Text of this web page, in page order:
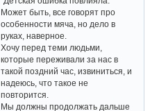
Может быть, все говорят про
особенности мяча, но дело в
руках, наверное.
Хочу перед теми людьми,
которые переживали за нас в
такой поздний час, извиниться, и
надеюсь, что такое не
повторится.
Мы должны продолжать дальше